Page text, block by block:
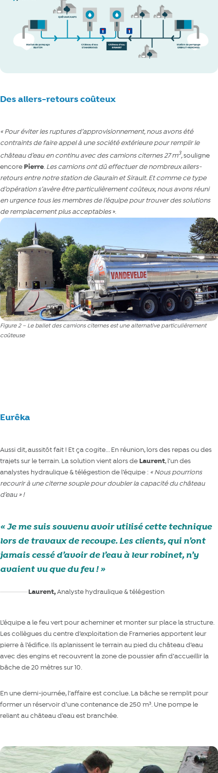
Des allers-retours coûteux
« Pour éviter les ruptures d’approvisionnement, nous avons été
contraints de faire appel à une société extérieure pour remplir le
château d’eau en continu avec des camions citernes 27 m3,souligne
encore Pierre.Les camions ont dû effectuer de nombreux allers-
retours entre notre station de Gaurain et Sirault. Et comme ce type
d’opération s’avère être particulièrement coûteux, nous avons réuni
en urgence tous les membres de l’équipe pour trouver des solutions
de remplacement plus acceptables».
Figure 2 – Le ballet des camions citernes est une alternative particulièrement
coûteuse
Eurêka
Aussi dit, aussitôt fait ! Et ça cogite... En réunion, lors des repas ou des
trajets sur le terrain. La solution vient alors de Laurent, l’un des
analystes hydraulique & télégestion de l’équipe : « Nous pourrions
recourir à une citerne souple pour doubler la capacité du château
d’eau »!
Je me suis souvenu avoir utilisé cette technique
lors de travaux de recoupe. Les clients, qui n’ont
jamais cessé d’avoir de l’eau à leur robinet, n’y
avaient vu que du feu !
Laurent,Analyste hydraulique & télégestion
L’équipe a le feu vert pour acheminer et monter sur place la structure.
Les collègues du centre d’exploitation de Frameries apportent leur
pierre à l’édifice. Ils aplanissent le terrain au pied du château d’eau
avec des engins et recouvrent la zone de poussier afin d’accueillir la
bâche de 20 mètres sur 10.
En une demi-journée, l’affaire est conclue. La bâche se remplit pour
former un réservoir d’une contenance de 250 m³. Une pompe le
reliant au château d’eau est branchée.